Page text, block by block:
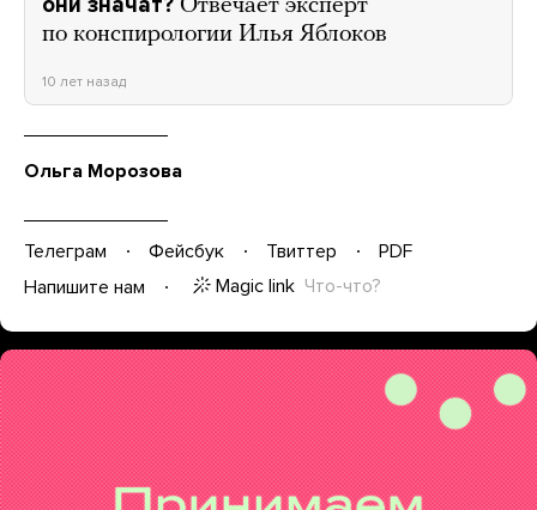
Отвечает эксперт
по конспирологии Илья Яблоков
10 лет назад
Ольга Морозова
Телеграм Фейсбук Твиттер
PDF
Напишите нам
Magic link Что-что?